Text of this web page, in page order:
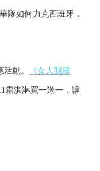
隊如何力克西班牙，
動。 《女人我最
霜淇淋買一送一，讓